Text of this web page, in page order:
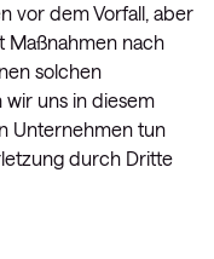
vor dem Vorfall, aber
Maßnahmen nach
solchen
uns in diesem
Unternehmen tun
durch Dritte